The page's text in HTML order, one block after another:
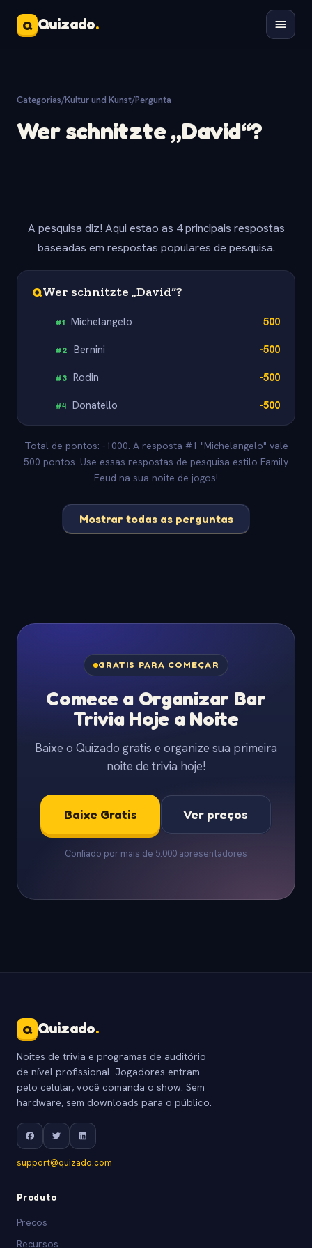
Q Quizado.
Categorias/Kultur und Kunst/Pergunta
Wer schnitzte „David“?
A pesquisa diz! Aqui estao as 4 principais respostas
baseadas em respostas populares de pesquisa.
QWer schnitzte „David“?
#1 Michelangelo 500
#2 Bernini -500
#3 Rodin -500
#4 Donatello -500
Total de pontos: -1000. A resposta #1 "Michelangelo" vale
500 pontos. Use essas respostas de pesquisa estilo Family
Feud na sua noite de jogos!
Mostrar todas as perguntas
GRATIS PARA COMEÇAR
Comece a Organizar Bar
Trivia Hoje a Noite
Baixe o Quizado gratis e organize sua primeira
noite de trivia hoje!
Baixe Gratis Ver preços
Confiado por mais de 5.000 apresentadores
Q Quizado.
Noites de trivia e programas de auditório
de nível profissional. Jogadores entram
pelo celular, você comanda o show. Sem
hardware, sem downloads para o público.
support@quizado.com
Produto
Precos
Recursos